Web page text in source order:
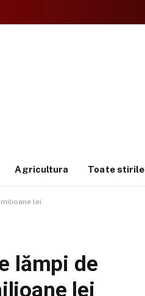
Agricultura Toate stirile
lei
lămpi de
lei